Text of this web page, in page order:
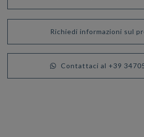
Richiedi informazioni sul
Contattaci al +39